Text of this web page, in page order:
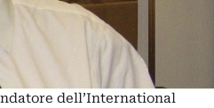
dell’International